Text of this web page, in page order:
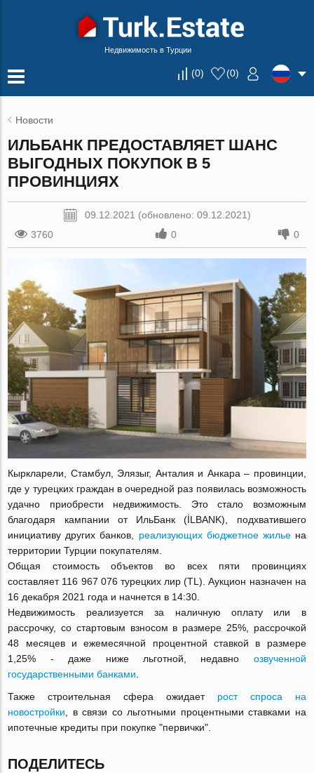
Недвижимость в Турции
(0) (0)
Новости
ИЛЬБАНК ПРЕДОСТАВЛЯЕТ ШАНС
ВЫГОДНЫХ ПОКУПОК В 5
ПРОВИНЦИЯХ
09.12.2021 (обновлено: 09.12.2021)
3760
0 0
Кыркларели, Стамбул, Элязыг, Анталия и Анкара – провинции,
где у турецких граждан в очередной раз появилась возможность
удачно приобрести недвижимость. Это стало возможным
благодаря кампании от ИльБанк (İLBANK), подхватившего
инициативу других банков, реализующих бюджетное жильена
территории Турции покупателям.
Общая стоимость объектов во всех пяти провинциях
составляет 116 967 076 турецких лир (TL). Аукцион назначен на
16 декабря 2021 года и начнется в 14:30.
Недвижимость реализуется за наличную оплату или в
рассрочку, со стартовым взносом в размере 25%, рассрочкой
48 месяцев и ежемесячной процентной ставкой в размере
1,25% - даже ниже льготной, недавно озвученной
государственными банками
Также строительная сфера ожидает рост спроса на
новостройки , в связи со льготными процентными ставками на
ипотечные кредиты при покупке "первички".
ПОДЕЛИТЕСЬ